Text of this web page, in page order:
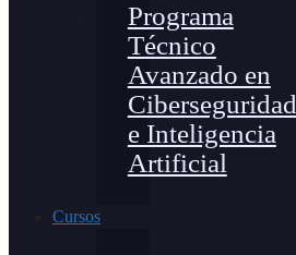
Programa
Técnico
Avanzado en
Ciberseguridad
e Inteligencia
Artificial
Cursos